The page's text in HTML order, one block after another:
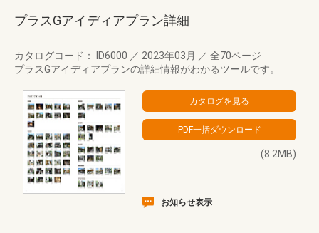
プラスGアイディアプラン詳細
カタログコード： ID6000 ／ 2023年03月 ／ 全70ページ
プラスGアイディアプランの詳細情報がわかるツールです。
(8.2MB)
お知らせ表示